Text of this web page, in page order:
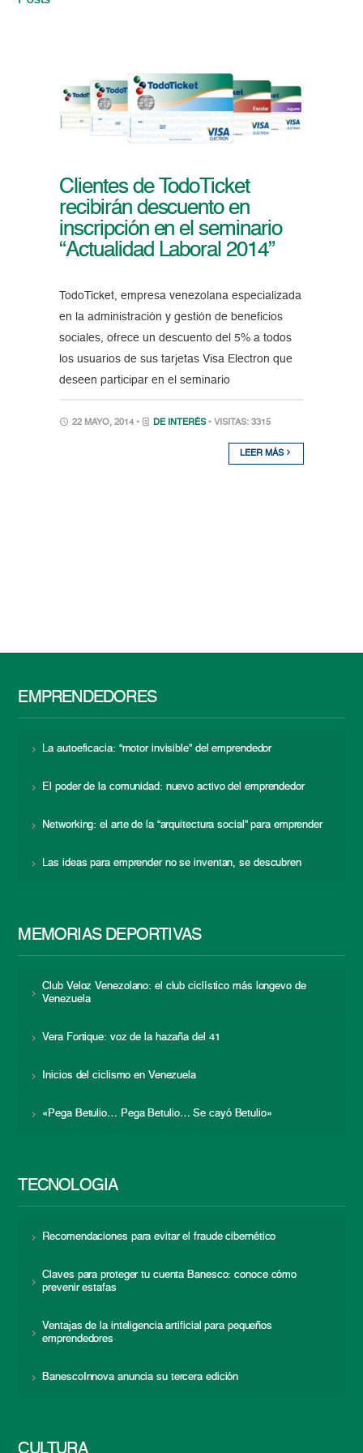
Clientes de TodoTicket
recibirán descuento en
inscripción en el seminario
“Actualidad Laboral 2014”
TodoTicket, empresa venezolana especializada
en la administración y gestión de beneficios
sociales, ofrece un descuento del 5% a todos
los usuarios de sus tarjetas Visa Electron que
deseen participar en el seminario
22 MAYO, 2014 • DE INTERÉS • VISITAS: 3315
LEER MÁS
EMPRENDEDORES
La autoeficacia: “motor invisible” del emprendedor
El poder de la comunidad: nuevo activo del emprendedor
Networking: el arte de la “arquitectura social” para emprender
Las ideas para emprender no se inventan, se descubren
MEMORIAS DEPORTIVAS
Club Veloz Venezolano: el club ciclístico más longevo de
Venezuela
Vera Fortique: voz de la hazaña del 41
Inicios del ciclismo en Venezuela
«Pega Betulio… Pega Betulio… Se cayó Betulio»
TECNOLOGÍA
Recomendaciones para evitar el fraude cibernético
Claves para proteger tu cuenta Banesco: conoce cómo
prevenir estafas
Ventajas de la inteligencia artificial para pequeños
emprendedores
BanescoInnova anuncia su tercera edición
CULTURA